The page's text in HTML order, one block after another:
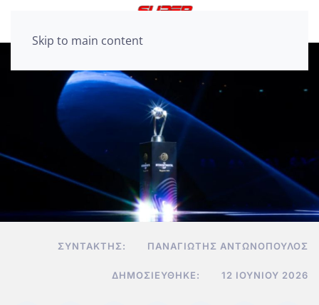
Skip to main content
ΣΥΝΤΆΚΤΗΣ: ΠΑΝΑΓΙΏΤΗΣ ΑΝΤΩΝΌΠΟΥΛΟΣ
ΔΗΜΟΣΙΕΎΘΗΚΕ: 12 ΙΟΥΝΊΟΥ 2026